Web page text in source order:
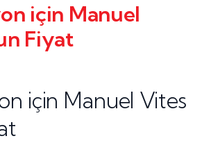
için Manuel
Fiyat
için Manuel Vites